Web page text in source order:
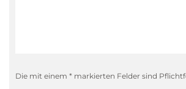
Die mit einem * markierten Felder sind